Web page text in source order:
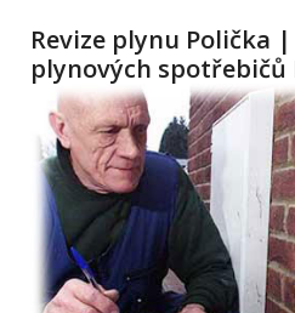
Revize plynu Polička
plynových spotřebičů